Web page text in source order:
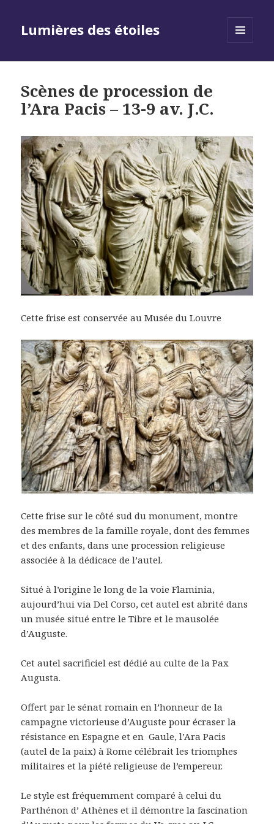
Lumières des étoiles
Scènes de procession de
l’Ara Pacis – 13-9 av. J.C.
Cette frise est conservée au Musée du Louvre
Cette frise sur le côté sud du monument, montre
des membres de la famille royale, dont des femmes
et des enfants, dans une procession religieuse
associée à la dédicace de l’autel.
Situé à l’origine le long de la voie Flaminia,
aujourd’hui via Del Corso, cet autel est abrité dans
un musée situé entre le Tibre et le mausolée
d’Auguste.
Cet autel sacrificiel est dédié au culte de la Pax
Augusta.
Offert par le sénat romain en l’honneur de la
campagne victorieuse d’Auguste pour écraser la
résistance en Espagne et en Gaule, l’Ara Pacis
(autel de la paix) à Rome célébrait les triomphes
militaires et la piété religieuse de l’empereur.
Le style est fréquemment comparé à celui du
Parthénon d’ Athènes et il démontre la fascination